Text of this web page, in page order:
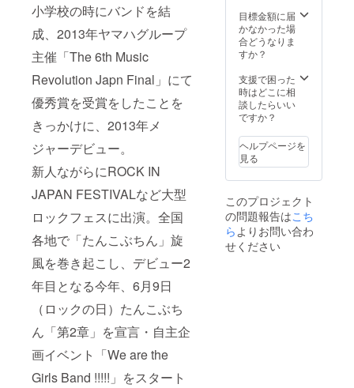
小学校の時にバンドを結
成、2013年ヤマハグループ
主催「The 6th Music
Revolution Japn Final」にて
優秀賞を受賞をしたことを
きっかけに、2013年メ
ジャーデビュー。
新人ながらにROCK IN
JAPAN FESTIVALなど大型
ロックフェスに出演。全国
各地で「たんこぶちん」旋
風を巻き起こし、デビュー2
年目となる今年、6月9日
（ロックの日）たんこぶち
ん「第2章」を宣言・自主企
画イベント「We are the
Girls Band !!!!!」をスタート
カートまたはズ
ボン、靴)5人分
を本人たちより
手渡しにて差し
渡しはライブも
しくはレコー
ディング見学に
参加できる方に
目標金額に届
かなかった場
合どうなりま
すか？
支援で困った
時はどこに相
談したらいい
ですか？
ヘルプページを
見る
このプロジェクト
の問題報告はこち
らよりお問い合わ
せください